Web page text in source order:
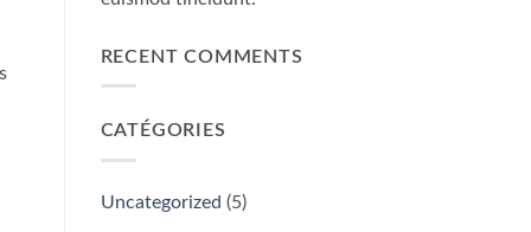
RECENT COMMENTS
CATÉGORIES
Uncategorized (5)